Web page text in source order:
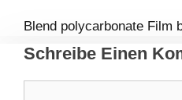
Blend polycarbonate Film
Schreibe Einen